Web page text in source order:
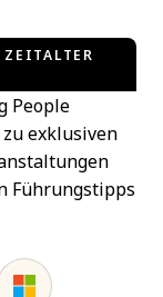
People
exklusiven
Führungstipps